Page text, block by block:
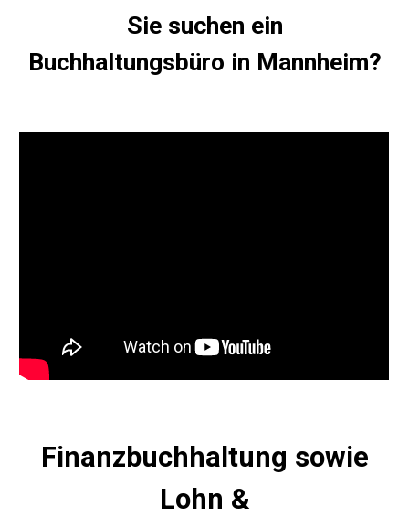
Sie suchen ein
Buchhaltungsbüro in Mannheim?
Finanzbuchhaltung sowie
Lohn &